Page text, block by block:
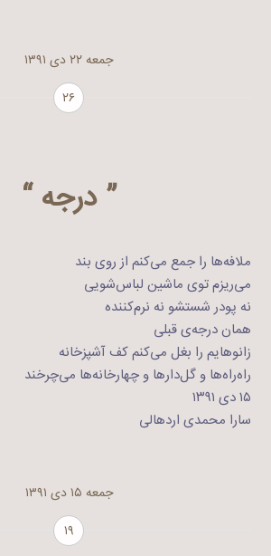
جمعه ۲۲ دی ۱۳۹۱
۲۶
” درجه “
ملافه‌ها را جمع می‌کنم از روی بند
می‌ریزم توی ماشین لباس‌شویی
نه پودر شستشو نه نرم‌کننده
همان درجه‌ی قبلی
زانوهایم را بغل می‌کنم کف آشپزخانه
راه‌راه‌ها و گل‌دارها و چهار‌خانه‌ها می‌چرخند
۱۵ دی ۱۳۹۱
سارا محمدی اردهالی
جمعه ۱۵ دی ۱۳۹۱
۱۹